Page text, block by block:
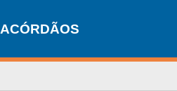
ACÓRDÃOS